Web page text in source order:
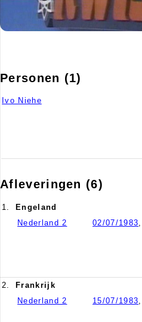
Personen (1)
Ivo Niehe
Afleveringen (6)
1.
Engeland
Nederland 2
02/07/1983
2.
Frankrijk
Nederland 2
15/07/1983